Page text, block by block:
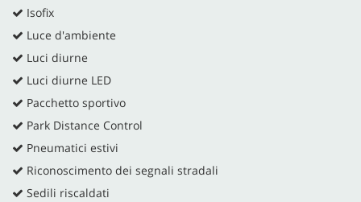
Isofix
Luce d'ambiente
Luci diurne
Luci diurne LED
Pacchetto sportivo
Park Distance Control
Pneumatici estivi
Riconoscimento dei segnali stradali
Sedili riscaldati